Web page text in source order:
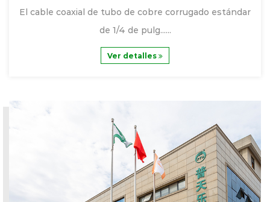
El cable coaxial de tubo de cobre corrugado estándar
de 1/4 de pulg......
Ver detalles